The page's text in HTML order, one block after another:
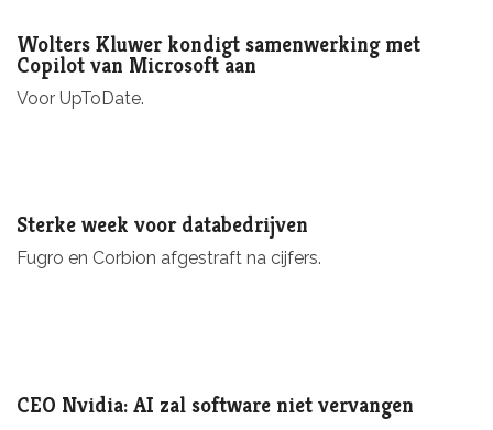
Wolters Kluwer kondigt samenwerking met
Copilot van Microsoft aan
Voor UpToDate.
Sterke week voor databedrijven
Fugro en Corbion afgestraft na cijfers.
CEO Nvidia: AI zal software niet vervangen